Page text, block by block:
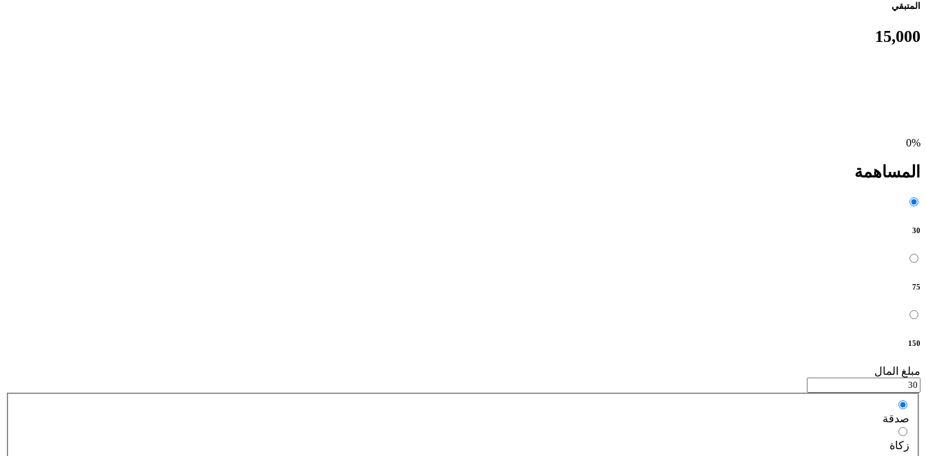
المتبقي
15,000
0%
المساهمة
30
75
150
مبلغ المال
صدقة
زكاة